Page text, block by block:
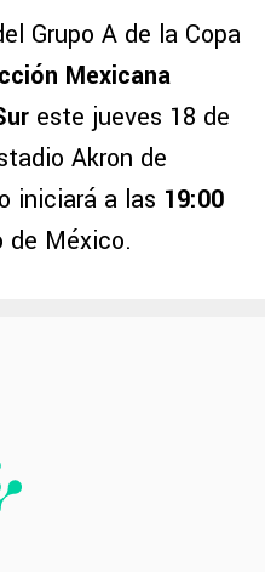
Grupo A de la Copa
Mexicana
este jueves 18 de
Akron de
iniciará a las 19:00
de México.